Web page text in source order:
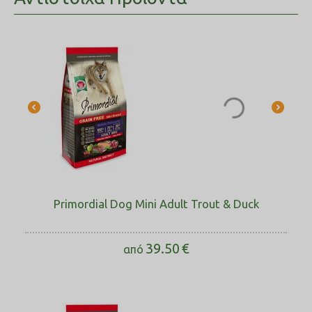
2.90%, Περιεκτικότητα σε υγρασία 9.00%, Ακατέργαστη
Primordial Dog Mini Adult Trout & Duck
από 39.50€